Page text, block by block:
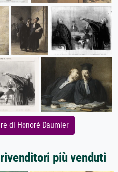
di Honoré Daumier
più venduti